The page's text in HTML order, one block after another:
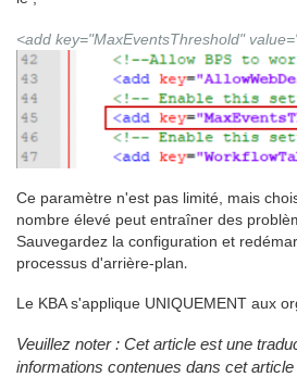
<add key="MaxEventsThreshold"
Ce paramètre n'est pas limité, mais
nombre élevé peut entraîner des
Sauvegardez la configuration et
processus d'arrière-plan.
Le KBA s'applique UNIQUEMENT aux
Veuillez noter : Cet article est une
informations contenues dans cet